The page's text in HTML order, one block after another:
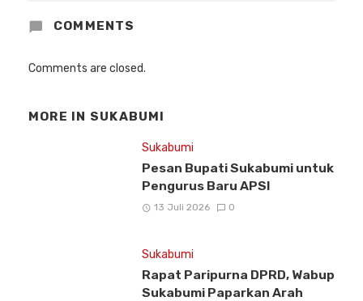
COMMENTS
Comments are closed.
MORE IN SUKABUMI
Sukabumi
Pesan Bupati Sukabumi untuk
Pengurus Baru APSI
13 Juli 2026 0
Sukabumi
Rapat Paripurna DPRD, Wabup
Sukabumi Paparkan Arah